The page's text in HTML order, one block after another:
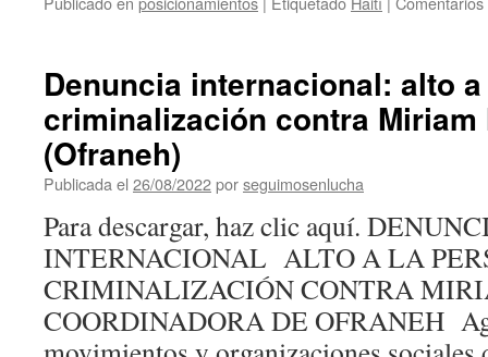
Denuncia internacional: alto
criminalización contra Miriam
(Ofraneh)
Publicada el 26/08/2022porseguimosenlucha
Para descargar, haz clic aquí.
INTERNACIONAL ALTO A LA
CRIMINALIZACIÓN CONTRA
COORDINADORA DE OFRANEH